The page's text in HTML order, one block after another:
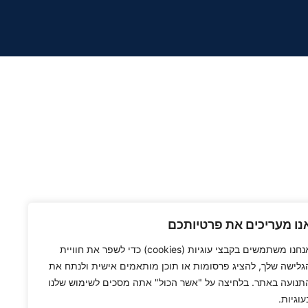
מעריכים את פרטיותכם
אנחנו משתמשים בקבצי עוגיות (cookies) כדי לשפר את חוויית
שלך, להציג פרסומות או תוכן מותאמים אישית ולנתח את
באתר. בלחיצה על "אשר הכול" אתה מסכים לשימוש שלנו